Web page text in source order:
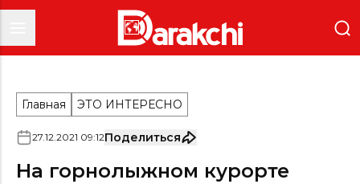
Главная ЭТО ИНТЕРЕСНО
27.12.2021 09:12Поделиться
На горнолыжном курорте